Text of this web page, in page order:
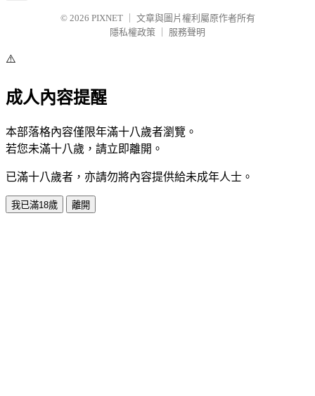
© 2026 PIXNET
文章與圖片權利屬原作者所有
隱私權政策
服務聲明
⚠️
成人內容提醒
本部落格內容僅限年滿十八歲者瀏覽。
若您未滿十八歲，請立即離開。
已滿十八歲者，亦請勿將內容提供給未成年人士。
我已滿18歲 離開